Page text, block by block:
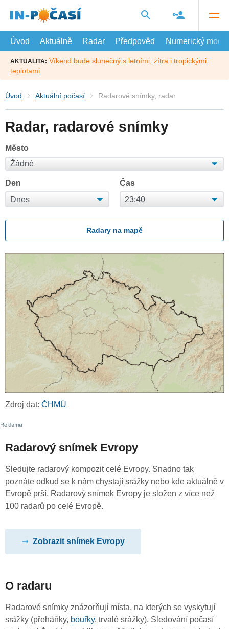
hlavní
Úvod
Aktuálně Radar Předpověď Numerický model
AKTUALITA: Víkend bude slunečný s letními, zítra i tropickými
teplotami
Úvod Aktuální počasí Radarové snímky, radar
Radar, radarové snímky
Město
Den Čas
Radary na mapě
Zdroj dat: ČHMÚ
Radarový snímek Evropy
Sledujte radarový kompozit celé Evropy. Snadno tak
poznáte odkud se k nám chystají srážky nebo kde aktuálně v
Evropě prší. Radarový snímek Evropy je složen z více než
100 radarů po celé Evropě.
Zobrazit snímek Evropy
O radaru
Radarové snímky znázorňují místa, na kterých se vyskytují
srážky (přeháňky, bouřky, trvalé srážky). Sledování počasí